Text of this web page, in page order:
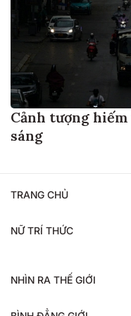
Cảnh tượng
sáng
TRANG CHỦ
NỮ TRÍ THỨC
NHÌN RA THẾ GIỚI